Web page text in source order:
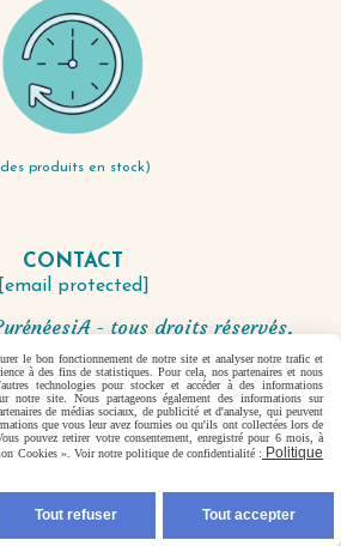
produits en stock)
CONTACT
[email protected]
- tous droits réservés.
est désactivé. Autoriser
Conditions générales de vente
de confidentialité
Gestion
Compte Créer un site internet
le bon fonctionnement de notre site et analyser notre trafic et
à des fins de statistiques. Pour cela, nos partenaires et nous
technologies pour stocker et accéder à des informations
notre site. Nous partageons également des informations sur
de médias sociaux, de publicité et d'analyse, qui peuvent
que vous leur avez fournies ou qu'ils ont collectées lors de
pouvez retirer votre consentement, enregistré pour 6 mois, à
Cookies ». Voir notre politique de confidentialité : Politique
Tout refuser Tout accepter